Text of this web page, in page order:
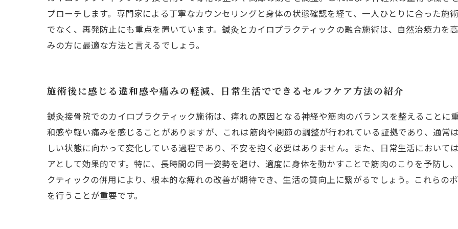
プローチします。専門家による丁寧なカウンセリングと身体の状態確認を経て、一人ひとりに合った施
でなく、再発防止にも重点を置いています。鍼灸とカイロプラクティックの融合施術は、自然治癒力を
みの方に最適な方法と言えるでしょう。
施術後に感じる違和感や痛みの軽減、日常生活でできるセルフケア方法の紹介
鍼灸接骨院でのカイロプラクティック施術は、痺れの原因となる神経や筋肉のバランスを整えることに
和感や軽い痛みを感じることがありますが、これは筋肉や関節の調整が行われている証拠であり、通常
しい状態に向かって変化している過程であり、不安を抱く必要はありません。また、日常生活において
アとして効果的です。特に、長時間の同一姿勢を避け、適度に身体を動かすことで筋肉のこりを予防し
クティックの併用により、根本的な痺れの改善が期待でき、生活の質向上に繋がるでしょう。これらの
を行うことが重要です。